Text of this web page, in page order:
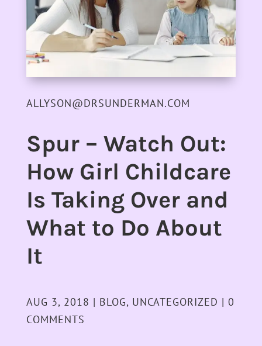
ALLYSON@DRSUNDERMAN.COM
Spur – Watch Out:
How Girl Childcare
Is Taking Over and
What to Do About
It
AUG 3, 2018 | BLOG, UNCATEGORIZED | 0
COMMENTS